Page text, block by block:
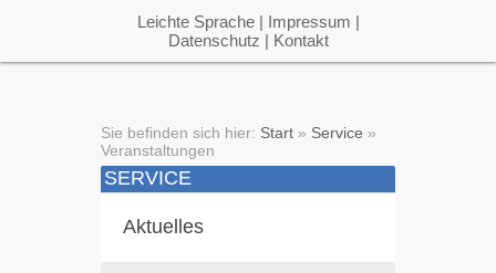
Leichte Sprache| Impressum |
Datenschutz | Kontakt
Sie befinden sich hier: Start » Service »
Veranstaltungen
SERVICE
Aktuelles